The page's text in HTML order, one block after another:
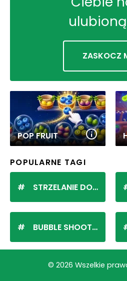
ZASKOCZ
POP FRUIT
POPULARNE TAGI
STRZELANIE DO KULEK
BUBBLE SHOOTER
© 2026 Wszelkie